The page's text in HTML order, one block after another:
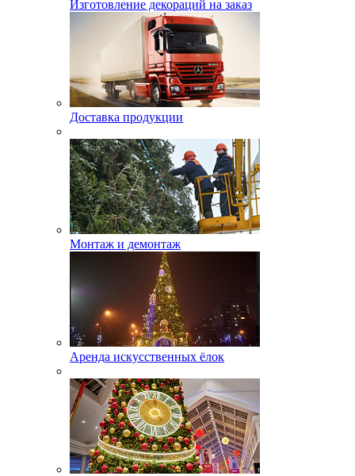
Изготовление декораций на заказ
Доставка продукции
Монтаж и демонтаж
Аренда искусственных ёлок